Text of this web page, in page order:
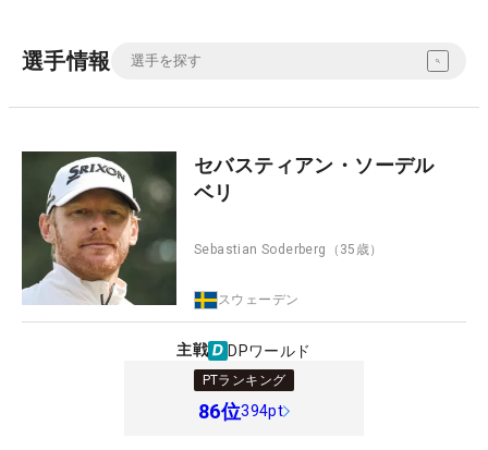
選手情報
セバスティアン・ソーデル
ベリ
Sebastian Soderberg （35歳）
スウェーデン
主戦 DPワールド
PTランキング
86位394pt